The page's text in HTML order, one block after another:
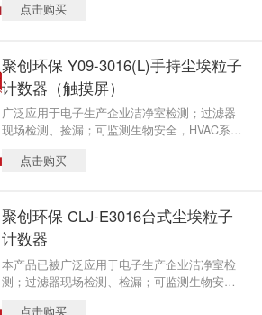
环境,微电子、生化制品、食品卫生、精细化
电子生产企业仪器。
点击购买
聚创环保 Y09-3016(L)手持尘埃粒子
计数器（触摸屏）
广泛应用于电子生产企业洁净室检测；过滤器
现场检测、捡漏；可监测生物安全，HVAC系
微电子、生化制品、食品卫生、精细化工、精
产企业仪器。
点击购买
聚创环保 CLJ-E3016台式尘埃粒子
计数器
本产品已被广泛应用于电子生产企业洁净室检
测；过滤器现场检测、检漏；可监测生物安
点击购买